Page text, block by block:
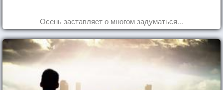
Осень заставляет о многом задуматься...